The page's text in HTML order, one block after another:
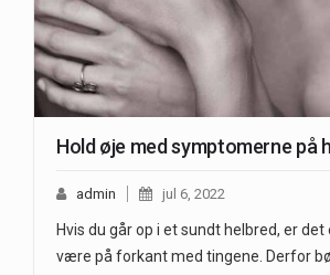
Hold øje med symptomerne på
admin jul 6, 2022
Hvis du går op i et sundt helbred, er det
være på forkant med tingene. Derfor